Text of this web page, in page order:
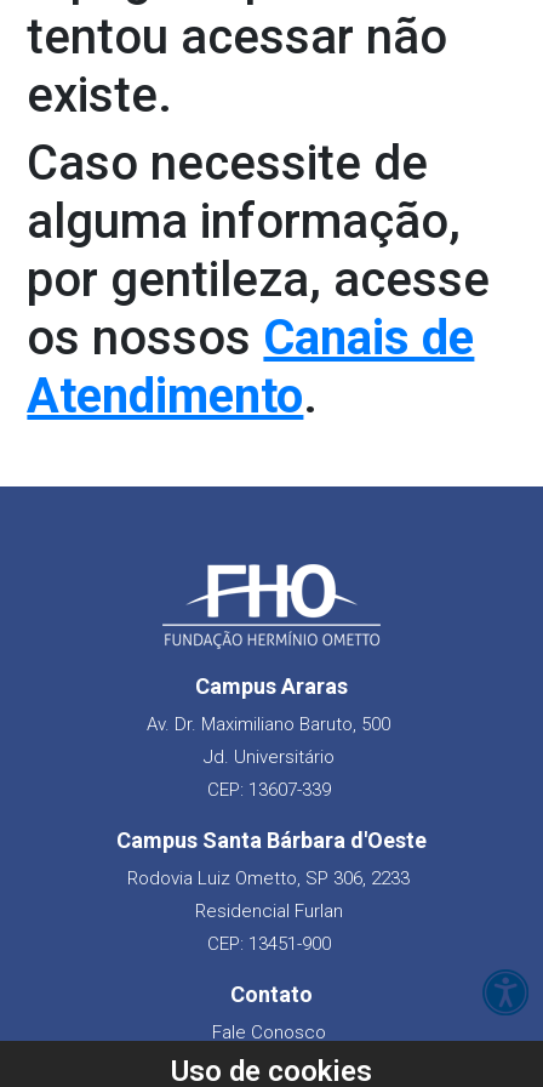
tentou acessar não
existe.
Caso necessite de
alguma informação,
por gentileza, acesse
os nossos Canais de
Atendimento.
Campus Araras
Av. Dr. Maximiliano Baruto, 500
Jd. Universitário
CEP: 13607-339
Campus Santa Bárbara d'Oeste
Rodovia Luiz Ometto, SP 306, 2233
Residencial Furlan
CEP: 13451-900
Contato
Fale Conosco
Converse pelo WhatsApp
Uso de cookies